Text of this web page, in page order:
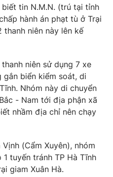
tin N.M.N. (trú tại tỉnh
hành án phạt tù ở Trại
thanh niên này lên kế
niên sử dụng 7 xe
biển kiểm soát, di
Nhóm này di chuyển
- Nam tới địa phận xã
nhầm địa chỉ nên chạy
(Cẩm Xuyên), nhóm
tuyến tránh TP Hà Tĩnh
giam Xuân Hà.